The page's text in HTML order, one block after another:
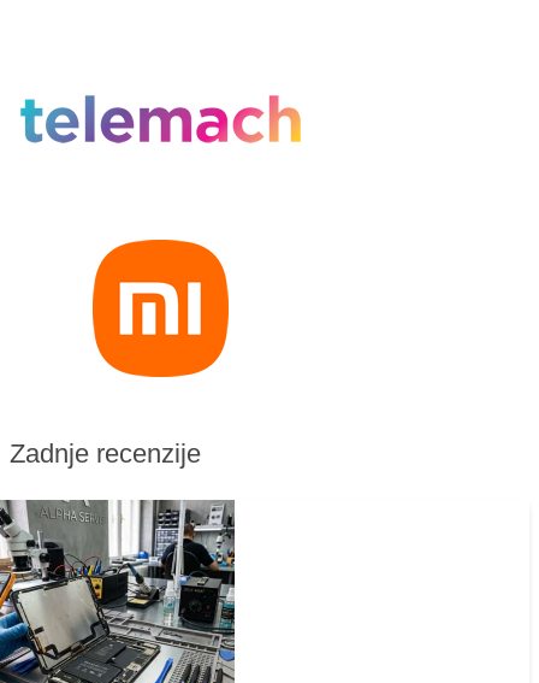
Zadnje recenzije